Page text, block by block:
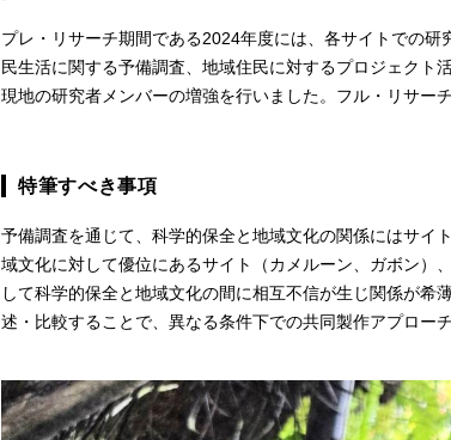
プレ・リサーチ期間である2024年度には、各サイトでの
民生活に関する予備調査、地域住民に対するプロジェク
現地の研究者メンバーの増強を行いました。フル・リサー
特筆すべき事項
予備調査を通じて、科学的保全と地域文化の関係にはサイ
域文化に対して優位にあるサイト（カメルーン、ガボン）
して科学的保全と地域文化の間に相互不信が生じ関係が
述・比較することで、異なる条件下での共同製作アプロー